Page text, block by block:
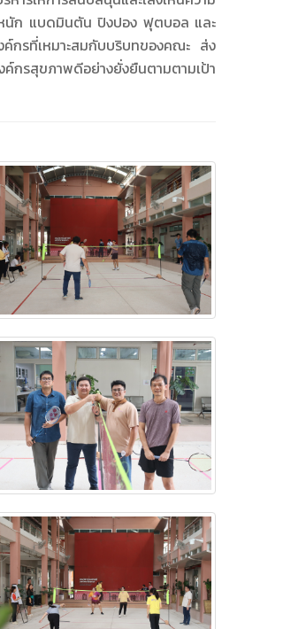
หนัก แบดมินตัน ปิงปอง ฟุตบอล และ
ค์กรที่เหมาะสมกับบริบทของคณะ ส่ง
กรสุขภาพดีอย่างยั่งยืนตามตามเป้า